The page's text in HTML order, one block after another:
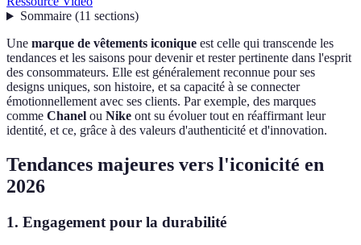
Sommaire(11 sections)
Une marque de vêtements iconique est celle qui transcende les
tendances et les saisons pour devenir et rester pertinente dans l'esprit
des consommateurs. Elle est généralement reconnue pour ses
designs uniques, son histoire, et sa capacité à se connecter
émotionnellement avec ses clients. Par exemple, des marques
comme Chanel ou Nike ont su évoluer tout en réaffirmant leur
identité, et ce, grâce à des valeurs d'authenticité et d'innovation.
Tendances majeures vers l'iconicité en
2026
1. Engagement pour la durabilité